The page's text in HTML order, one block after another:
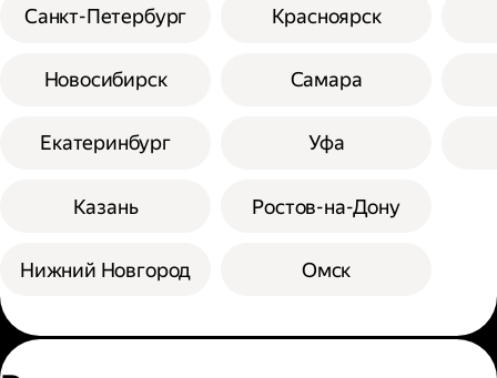
Санкт-Петербург
Новосибирск
Екатеринбург
Казань
Нижний Новгород
Красноярск
Самара
Уфа
Ростов-на-Дону
Омск